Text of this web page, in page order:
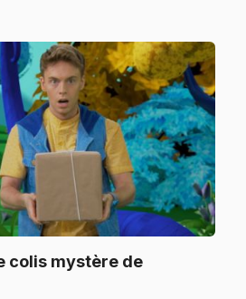
colis mystère de